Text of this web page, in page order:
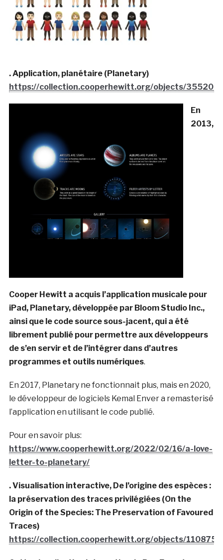
. Application, planétaire (Planetary)
https://collection.cooperhewitt.org/objects/
En
2013,
Cooper Hewitt a acquis l’application musicale pour
iPad, Planetary, développée par Bloom Studio Inc.,
ainsi que le code source sous-jacent, qui a été
librement publié pour permettre aux développeurs
de s’en servir et de l’intégrer dans d’autres
programmes et outils numériques.
En 2017, Planetary ne fonctionnait plus, mais en 2020,
le développeur de logiciels Kemal Enver a remasterisé
l’application en utilisant le code publié.
Pour en savoir plus:
https://www.cooperhewitt.org/2022/02/16/a-love-
letter-to-planetary/
. Visualisation interactive, De l’origine des espèces :
la préservation des traces privilégiées (On the
Origin of the Species: The Preservation of Favoured
Traces)
https://collection.cooperhewitt.org/objects/